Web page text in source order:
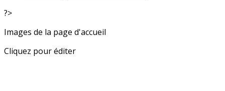
?>
Images de la page d'accueil
Cliquez pour éditer